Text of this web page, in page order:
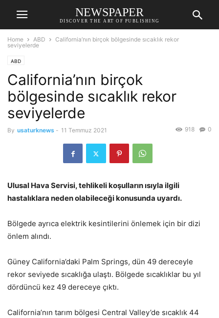
NEWSPAPER
DISCOVER THE ART OF PUBLISHING
Home ABD
California’nın birçok bölgesinde sıcaklık rekor
seviyelerde
ABD
California’nın birçok
bölgesinde sıcaklık rekor
seviyelerde
By usaturknews - 11 Temmuz 2021 0
918
Ulusal Hava Servisi, tehlikeli koşulların ısıyla ilgili
hastalıklara neden olabileceği konusunda uyardı.
Bölgede ayrıca elektrik kesintilerini önlemek için bir dizi
önlem alındı.
Güney California’daki Palm Springs, dün 49 dereceyle
rekor seviyede sıcaklığa ulaştı. Bölgede sıcaklıklar bu yıl
dördüncü kez 49 dereceye çıktı.
California’nın tarım bölgesi Central Valley’de sıcaklık 44